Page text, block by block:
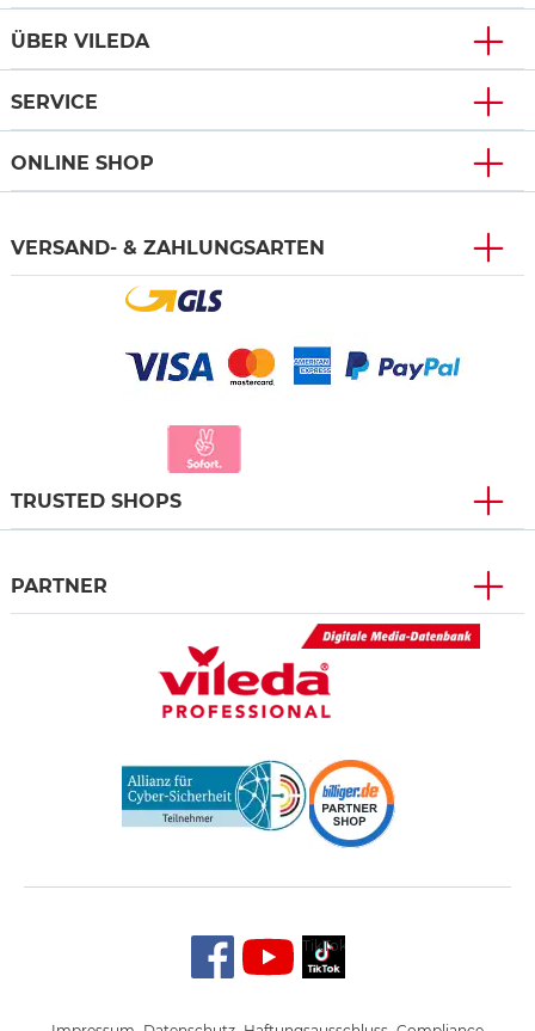
ÜBER VILEDA
SERVICE
ONLINE SHOP
VERSAND- & ZAHLUNGSARTEN
TRUSTED SHOPS
PARTNER
TikTok